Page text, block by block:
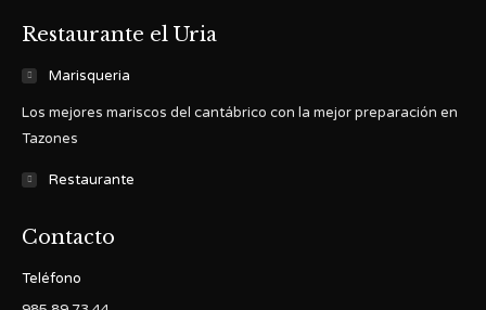
Restaurante el Uria
Marisqueria
Los mejores mariscos del cantábrico con la mejor preparación en
Tazones
Restaurante
Contacto
Teléfono